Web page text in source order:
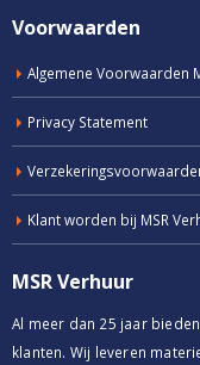
Voorwaarden
Algemene Voorwaarden
Privacy Statement
Klant worden bij MSR
MSR Verhuur
Al meer dan 25 jaar
klanten. Wij leveren